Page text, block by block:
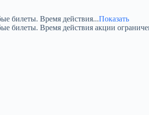
билеты. Время действия...Показать
билеты. Время действия акции